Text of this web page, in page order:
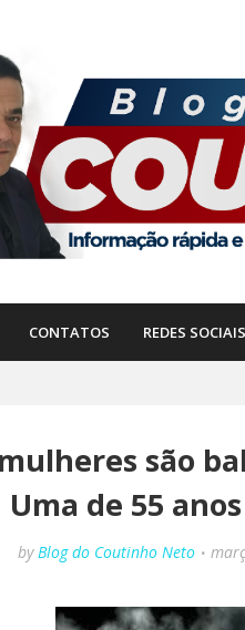
CONTATOS REDES SOCIAIS
são
Uma de 55
by Blog do Coutinho Neto